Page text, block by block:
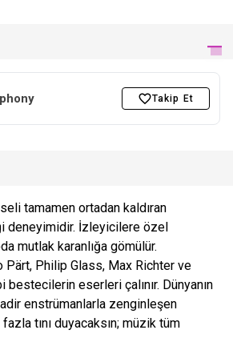
Takip Et
tamamen ortadan kaldıran
deneyimidir. İzleyicilere özel
mutlak karanlığa gömülür.
Pärt, Philip Glass, Max Richter ve
eserleri çalınır. Dünyanın
enstrümanlarla zenginleşen
tını duyacaksın; müzik tüm